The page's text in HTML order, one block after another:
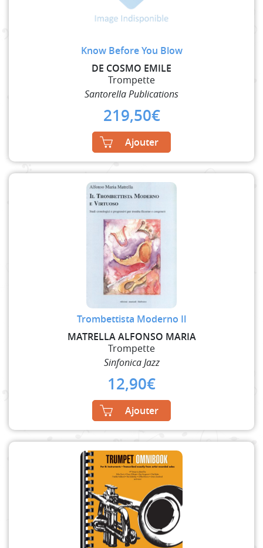
Know Before You Blow
DE COSMO EMILE
Trompette
Santorella Publications
219,50€
Ajouter
Trombettista Moderno Il
MATRELLA ALFONSO MARIA
Trompette
Sinfonica Jazz
12,90€
Ajouter